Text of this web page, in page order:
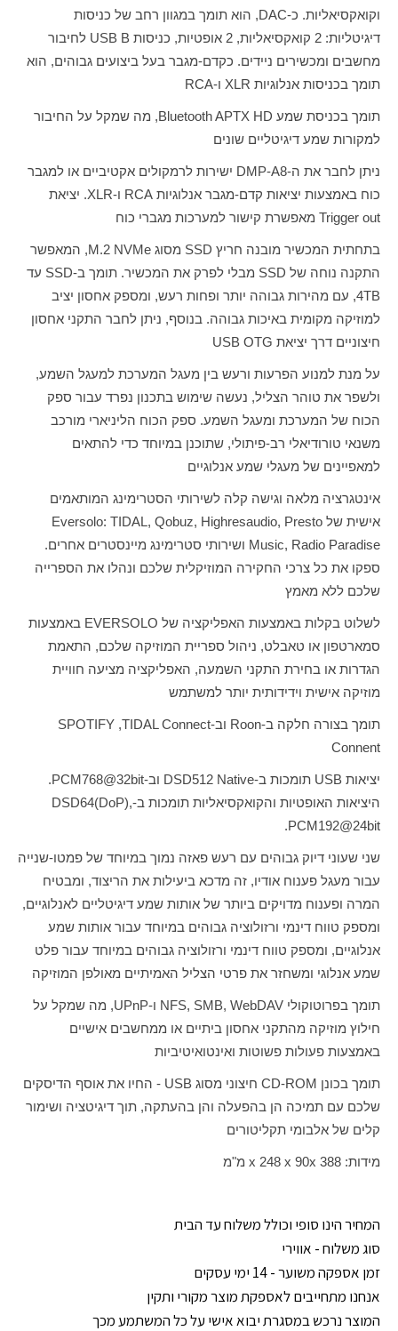
וקואקסיאליות. כ-DAC, הוא תומך במגוון רחב של כניסות
דיגיטליות: 2 קואקסיאליות, 2 אופטיות, כניסות
USB B לחיבור
מחשבים ומכשירים ניידים. כקדם-מגבר בעל ביצועים גבוהים, הוא
תומך בכניסות אנלוגיות XLR ו-RCA
תומך בכניסת שמע Bluetooth APTX HD, מה שמקל על החיבור
למקורות שמע דיגיטליים שונים
ניתן לחבר את ה-DMP-A8 ישירות לרמקולים אקטיביים או למגבר
כוח באמצעות יציאות קדם-מגבר אנלוגיות RCA ו-XLR. יציאת
Trigger out מאפשרת קישור למערכות מגברי כוח
בתחתית המכשיר מובנה חריץ SSD מסוג M.2 NVMe, המאפשר
התקנה נוחה של SSD מבלי לפרק את המכשיר. תומך ב-SSD עד
4TB, עם מהירות גבוהה יותר ופחות רעש, ומספק אחסון יציב
למוזיקה מקומית באיכות גבוהה. בנוסף, ניתן לחבר התקני אחסון
חיצוניים דרך יציאת USB OTG
על מנת למנוע הפרעות ורעש בין מעגל המערכת למעגל השמע,
ולשפר את טוהר הצליל, נעשה שימוש בתכנון נפרד עבור ספק
הכוח של המערכת ומעגל השמע. ספק הכוח הליניארי מורכב
משנאי טורודיאלי רב-פיתולי, שתוכנן במיוחד כדי להתאים
למאפיינים של מעגלי שמע אנלוגיים
אינטגרציה מלאה וגישה קלה לשירותי הסטרימינג המותאמים
אישית של Eversolo: TIDAL, Qobuz, Highresaudio, Presto
Music, Radio Paradise ושירותי סטרימינג מיינסטרים אחרים.
ספקו את כל צרכי החקירה המוזיקלית שלכם ונהלו את הספרייה
שלכם ללא מאמץ
לשלוט בקלות באמצעות האפליקציה של EVERSOLO באמצעות
סמארטפון או טאבלט, ניהול ספריית המוזיקה שלכם, התאמת
הגדרות או בחירת התקני השמעה, האפליקציה מציעה חוויית
מוזיקה אישית וידידותית יותר למשתמש
תומך בצורה חלקה ב-Roon וב-TIDAL Connect
,
SPOTIFY
Connent
יציאות USB תומכות ב-DSD512 Native וב-PCM768@32bit
.
היציאות האופטיות והקואקסיאליות תומכות ב-DSD64(DoP),
PCM192@24bit
.
שני שעוני דיוק גבוהים עם רעש פאזה נמוך במיוחד של פמטו-שנייה
עבור מעגל פענוח אודיו, זה מדכא ביעילות את הריצוד, ומבטיח
המרה ופענוח מדויקים ביותר של אותות שמע דיגיטליים לאנלוגיים,
ומספק טווח דינמי ורזולוציה גבוהים במיוחד עבור אותות שמע
אנלוגיים, ומספק טווח דינמי ורזולוציה גבוהים במיוחד עבור פלט
שמע אנלוגי ומשחזר את פרטי הצליל האמיתיים מאולפן המוזיקה
תומך בפרוטוקולי NFS, SMB, WebDAV ו-UPnP, מה שמקל על
חילוץ מוזיקה מהתקני אחסון ביתיים או ממחשבים אישיים
באמצעות פעולות פשוטות ואינטואיטיביות
תומך בכונן CD-ROM חיצוני מסוג USB - החיו את אוסף הדיסקים
שלכם עם תמיכה הן בהפעלה והן בהעתקה, תוך דיגיטציה ושימור
קלים של אלבומי תקליטורים
מידות: 388 x
x 248 x 90 מ"מ
המחיר הינו סופי וכולל משלוח עד הבית
סוג משלוח - אווירי
זמן אספקה משוער - 14 ימי עסקים
אנחנו מתחייבים לאספקת מוצר מקורי ותקין
המוצר נרכש במסגרת יבוא אישי על כל המשתמע מכך